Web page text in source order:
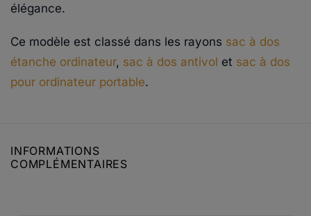
élégance.
Ce modèle est classé dans les rayons sac à dos
étanche ordinateur, sac à dos antivol et sac à dos
pour ordinateur portable.
INFORMATIONS
COMPLÉMENTAIRES